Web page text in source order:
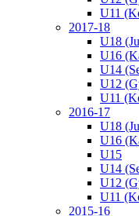
U11
2017-18
U18
U16
U14
U12
U11
2016-17
U18
U16
U15
U14
U12
U11
2015-16